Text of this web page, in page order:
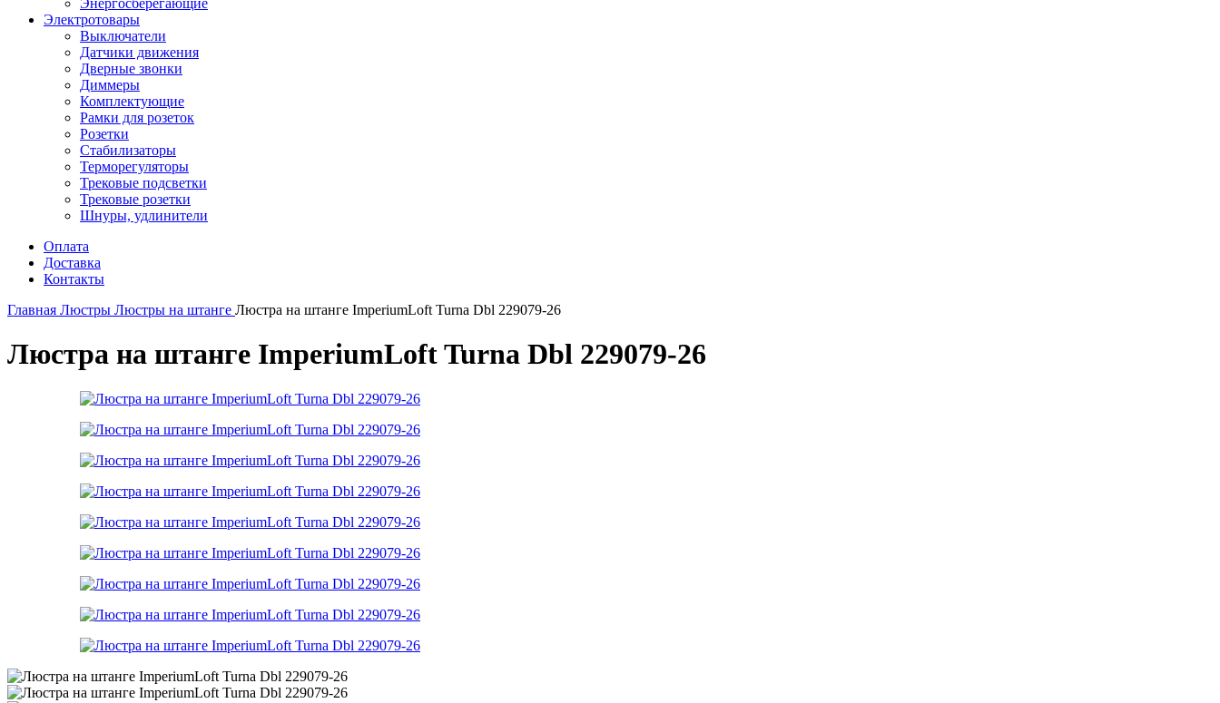
Энергосберегающие
Электротовары
Выключатели
Датчики движения
Дверные звонки
Диммеры
Комплектующие
Рамки для розеток
Розетки
Стабилизаторы
Терморегуляторы
Трековые подсветки
Трековые розетки
Шнуры, удлинители
Оплата
Доставка
Контакты
Главная Люстры Люстры на штанге Люстра на штанге ImperiumLoft Turna Dbl 229079-26
Люстра на штанге ImperiumLoft Turna Dbl 229079-26